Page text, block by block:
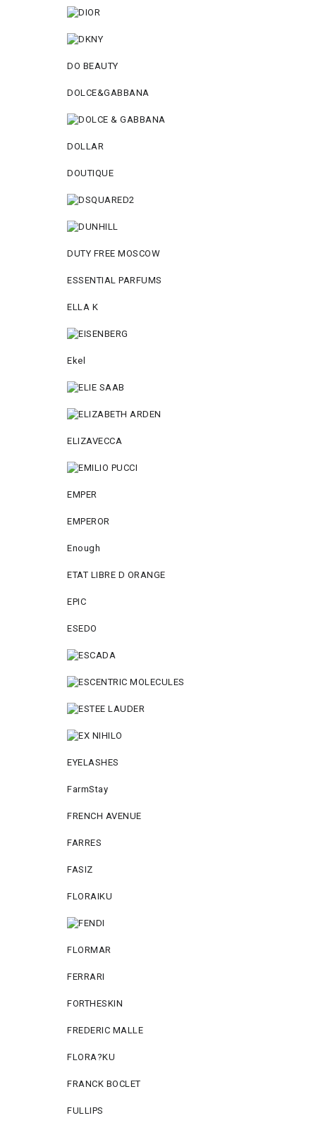
DO BEAUTY
DOLCE&GABBANA
DOLLAR
DOUTIQUE
DUTY FREE MOSCOW
ESSENTIAL PARFUMS
ELLA K
Ekel
ELIZAVECCA
EMPER
EMPEROR
Enough
ETAT LIBRE D ORANGE
EPIC
ESEDO
EYELASHES
FarmStay
FRENCH AVENUE
FARRES
FASIZ
FLORAIKU
FLORMAR
FERRARI
FORTHESKIN
FREDERIC MALLE
FLORA?KU
FRANCK BOCLET
FULLIPS